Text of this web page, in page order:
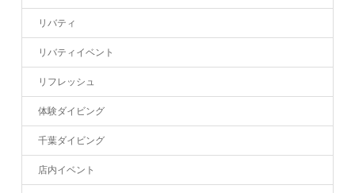
リバティ
リバティイベント
リフレッシュ
体験ダイビング
千葉ダイビング
店内イベント